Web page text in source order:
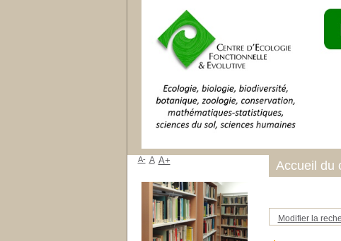
Modifier la
Accueil du
A- A A+